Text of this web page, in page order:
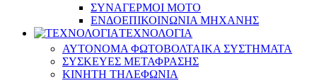
ΣΥΝΑΓΕΡΜΟΙ ΜΟΤΟ
ΕΝΔΟΕΠΙΚΟΙΝΩΝΙΑ ΜΗΧΑΝΗΣ
ΤΕΧΝΟΛΟΓΙΑ
ΑΥΤΟΝΟΜΑ ΦΩΤΟΒΟΛΤΑΙΚΑ ΣΥΣΤΗΜΑΤΑ
ΣΥΣΚΕΥΕΣ ΜΕΤΑΦΡΑΣΗΣ
ΚΙΝΗΤΗ ΤΗΛΕΦΩΝΙΑ